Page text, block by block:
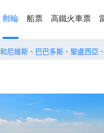
郵輪 船票 高鐵火車票
尼維斯、巴巴多斯、聖盧西亞